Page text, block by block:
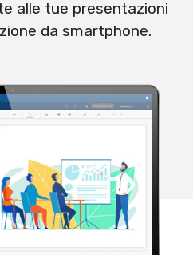
alle tue presentazioni
da smartphone.